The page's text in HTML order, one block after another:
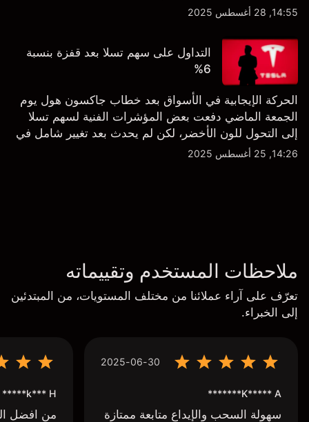
الشراء المفرط.
14:55, 28 أغسطس 2025
التداول على سهم تسلا بعد قفزة بنسبة
6%
الحركة الإيجابية في الأسواق بعد خطاب جاكسون هول يوم
الجمعة الماضي دفعت بعض المؤشرات الفنية لسهم تسلا
إلى التحول للون الأخضر، لكن لم يحدث بعد تغيير شامل في
النظرة الفنية سواء على الإطار اليومي أو الأسبوعي.
14:26, 25 أغسطس 2025
ملاحظات المستخدم وتقييماته
تعرّف على آراء عملائنا من مختلف المستويات، من المبتدئين
إلى الخبراء.
2025-06-30
K***** A*******
سهولة السحب والإيداع متابعة ممتازة
k*** H*****
من افضل